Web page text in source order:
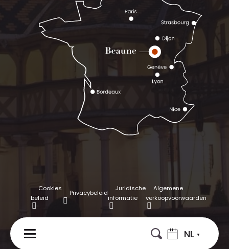
NL
Cookies
beleid
Privacybeleid
Juridische
informatie
Algemene
verkoopvoorwaarden